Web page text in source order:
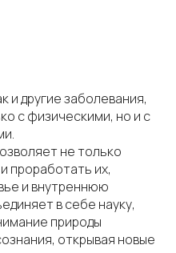
и другие заболевания,
с физическими, но и с
не только
проработать их,
и внутреннюю
в себе науку,
природы
открывая новые